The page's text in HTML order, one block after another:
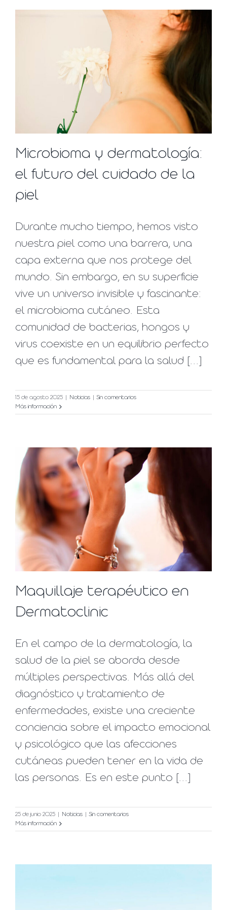
Microbioma y dermatología:
el futuro del cuidado de la
piel
Durante mucho tiempo, hemos visto
nuestra piel como una barrera, una
capa externa que nos protege del
mundo. Sin embargo, en su superficie
vive un universo invisible y fascinante:
el microbioma cutáneo. Esta
comunidad de bacterias, hongos y
virus coexiste en un equilibrio perfecto
que es fundamental para la salud [...]
15 de agosto 2025 Noticias
Sin comentarios
Más información
Maquillaje terapéutico en
Dermatoclinic
En el campo de la dermatología, la
salud de la piel se aborda desde
múltiples perspectivas. Más allá del
diagnóstico y tratamiento de
enfermedades, existe una creciente
conciencia sobre el impacto emocional
y psicológico que las afecciones
cutáneas pueden tener en la vida de
las personas. Es en este punto [...]
25 de junio 2025 Noticias
Sin comentarios
Más información